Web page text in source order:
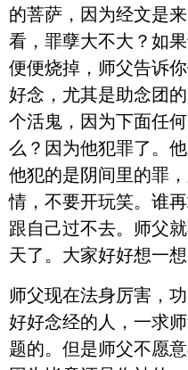
的菩萨，因为经文是
看，罪孽大不大？如
便便烧掉，师父告诉
好念，尤其是助念团
个活鬼，因为下面任
么？因为他犯罪了。
他犯的是阴间里的罪
情，不要开玩笑。谁
跟自己过不去。师父
天了。大家好好想一想
师父现在法身厉害，
好好念经的人，一求
题的。但是师父不愿